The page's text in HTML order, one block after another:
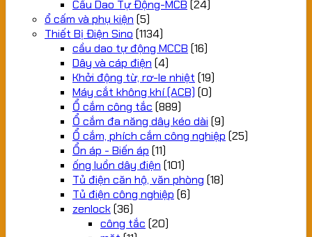
Cầu Dao Tự Động-MCB (24)
ổ cấm và phụ kiện (5)
Thiết Bị Điện Sino (1134)
cầu dao tự động MCCB (16)
Dây và cáp điện (4)
Khởi động từ, rơ-le nhiệt (19)
Máy cắt không khí (ACB) (0)
Ổ cắm công tắc (889)
Ổ cắm đa năng dây kéo dài (9)
Ổ cắm, phích cắm công nghiệp (25)
Ổn áp - Biến áp (11)
ống luồn dây điện (101)
Tủ điện căn hộ, văn phòng (18)
Tủ điện công nghiệp (6)
zenlock(36)
công tắc (20)